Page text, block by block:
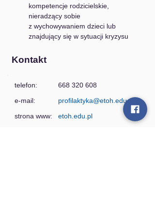
kompetencje rodzicielskie,
nieradzący sobie
z wychowywaniem dzieci lub
znajdujący się w sytuacji kryzysu
Kontakt
telefon:
e-mail:
strona www:
668 320 608
profilaktyka@etoh.edu.pl
etoh.edu.pl